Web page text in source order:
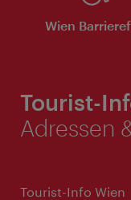
Wien
Tourist-
Adressen
Tourist-Info Wien